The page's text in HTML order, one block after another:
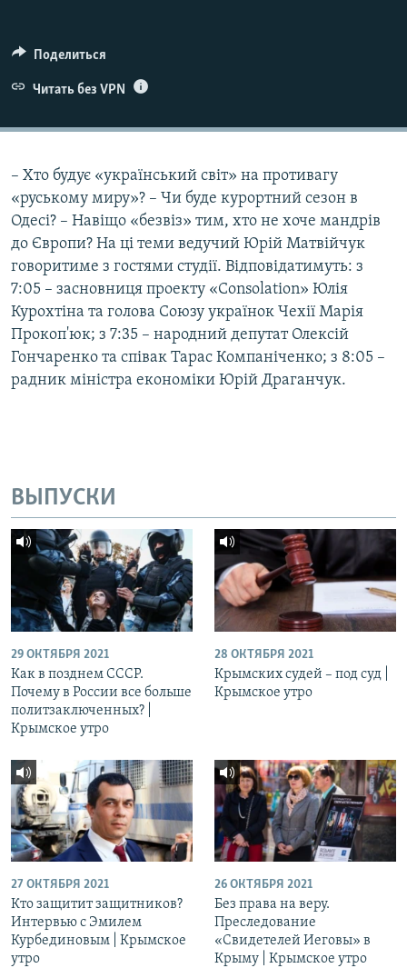
КРЫМ.НЕПОКОРЕННЫЙ
ELIFBE
Поделиться
Читать без VPN
– Хто будує «український світ» на противагу
«руському миру»? – Чи буде курортний сезон в
Одесі? – Навіщо «безвіз» тим, хто не хоче мандрів
до Європи? На ці теми ведучий Юрій Матвійчук
говоритиме з гостями студії. Відповідатимуть: з
7:05 – засновниця проекту «Сonsolation» Юлія
Курохтіна та голова Союзу українок Чехії Марія
Прокоп'юк; з 7:35 – народний депутат Олексій
Гончаренко та співак Тарас Компаніченко; з 8:05 –
радник міністра економіки Юрій Драганчук.
ВЫПУСКИ
29 ОКТЯБРЯ 2021
Как в позднем СССР.
Почему в России все больше
политзаключенных? |
Крымское утро
28 ОКТЯБРЯ 2021
Крымских судей – под суд |
Крымское утро
27 ОКТЯБРЯ 2021
Кто защитит защитников?
Интервью с Эмилем
Курбединовым | Крымское
утро
26 ОКТЯБРЯ 2021
Без права на веру.
Преследование
«Свидетелей Иеговы» в
Крыму | Крымское утро